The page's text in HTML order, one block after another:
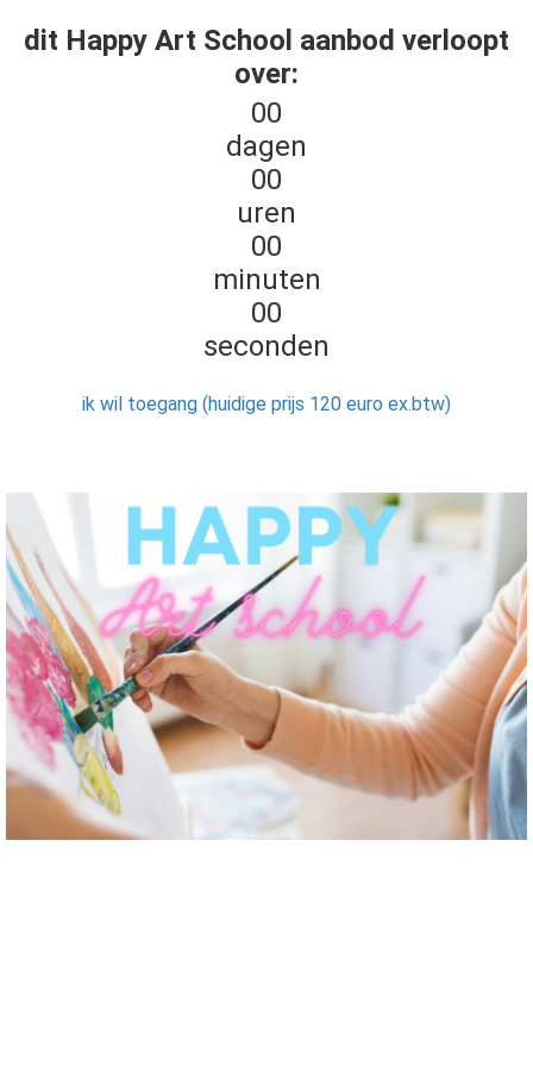
dit Happy Art School aanbod verloopt
over:
00
dagen
00
uren
00
minuten
00
seconden
ik wil toegang (huidige prijs 120 euro ex.btw)